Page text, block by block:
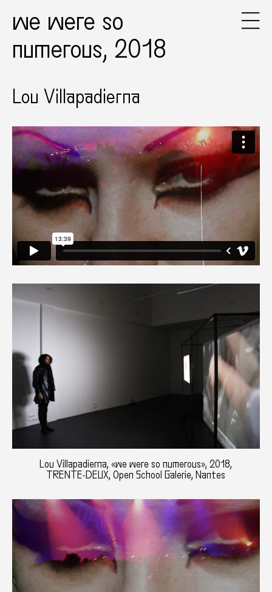
we were so
numerous, 2018
Lou Villapadierna
Lou Villapadierna, «we were so numerous», 2018,
TRENTE-DEUX, Open School Galerie, Nantes